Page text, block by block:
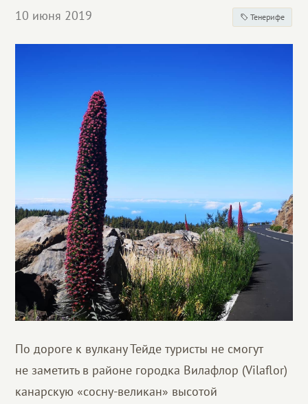
Партнерам
Благотворительность
10 июня 2019 Тенерифе
По дороге к вулкану Тейде туристы не смогут
не заметить в районе городка Вилафлор (Vilaflor)
канарскую «сосну-великан» высотой